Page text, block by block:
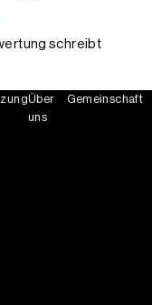
schreibt
Über
uns
Gemeinschaft